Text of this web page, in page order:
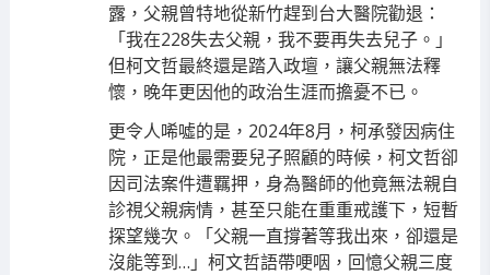
露，父親曾特地從新竹趕到台大醫院勸退：
「我在228失去父親，我不要再失去兒子。」
但柯文哲最終還是踏入政壇，讓父親無法釋
懷，晚年更因他的政治生涯而擔憂不已。
更令人唏噓的是，2024年8月，柯承發因病住
院，正是他最需要兒子照顧的時候，柯文哲卻
因司法案件遭羈押，身為醫師的他竟無法親自
診視父親病情，甚至只能在重重戒護下，短暫
探望幾次。「父親一直撐著等我出來，卻還是
沒能等到…」柯文哲語帶哽咽，回憶父親三度